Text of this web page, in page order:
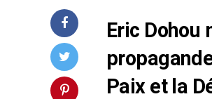
Eric Dohou
Paix et la